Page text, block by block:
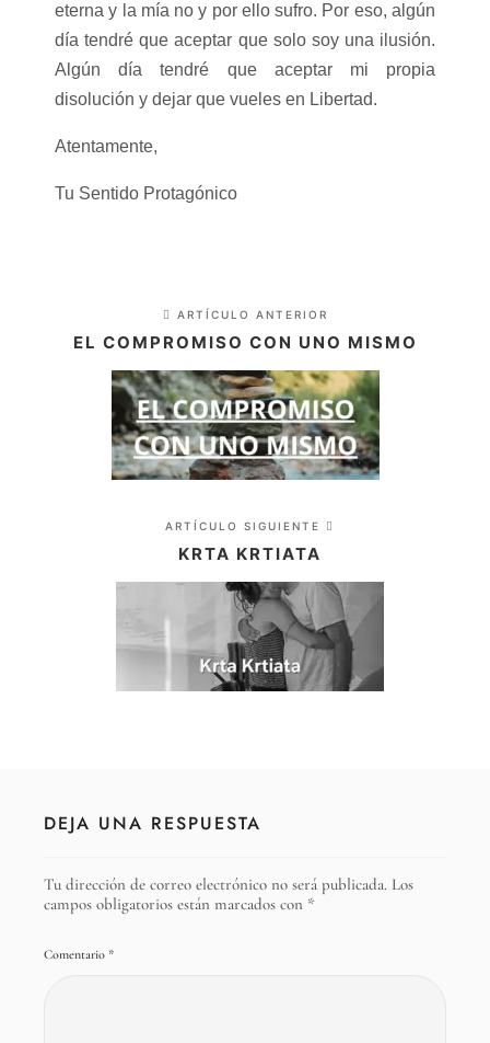
eterna y la mía no y por ello sufro. Por eso, algún
día tendré que aceptar que solo soy una ilusión.
Algún día tendré que aceptar mi propia
disolución y dejar que vueles en Libertad.
Atentamente,
Tu Sentido Protagónico
ARTÍCULO ANTERIOR
EL COMPROMISO CON UNO MISMO
ARTÍCULO SIGUIENTE
KRTA KRTIATA
DEJA UNA RESPUESTA
Tu dirección de correo electrónico no será publicada. Los
campos obligatorios están marcados con *
Comentario *